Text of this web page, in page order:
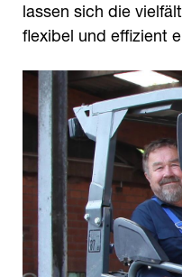
lassen sich die
flexibel und effizient